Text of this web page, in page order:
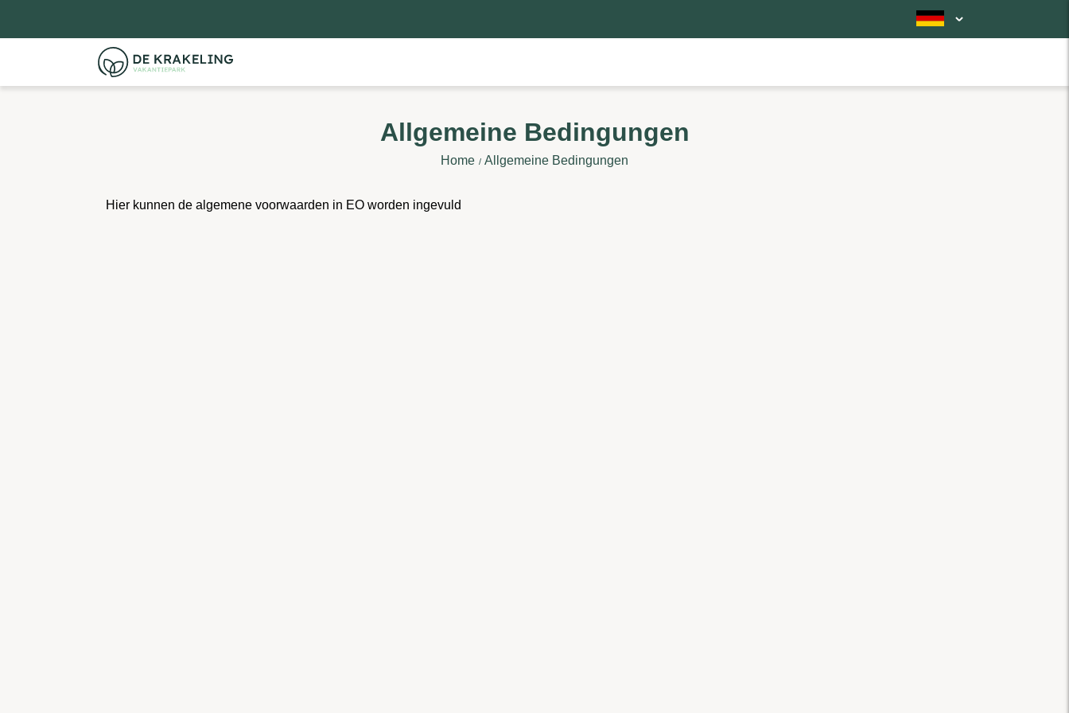
Allgemeine Bedingungen
Home Allgemeine Bedingungen
Hier kunnen de algemene voorwaarden in EO worden ingevuld